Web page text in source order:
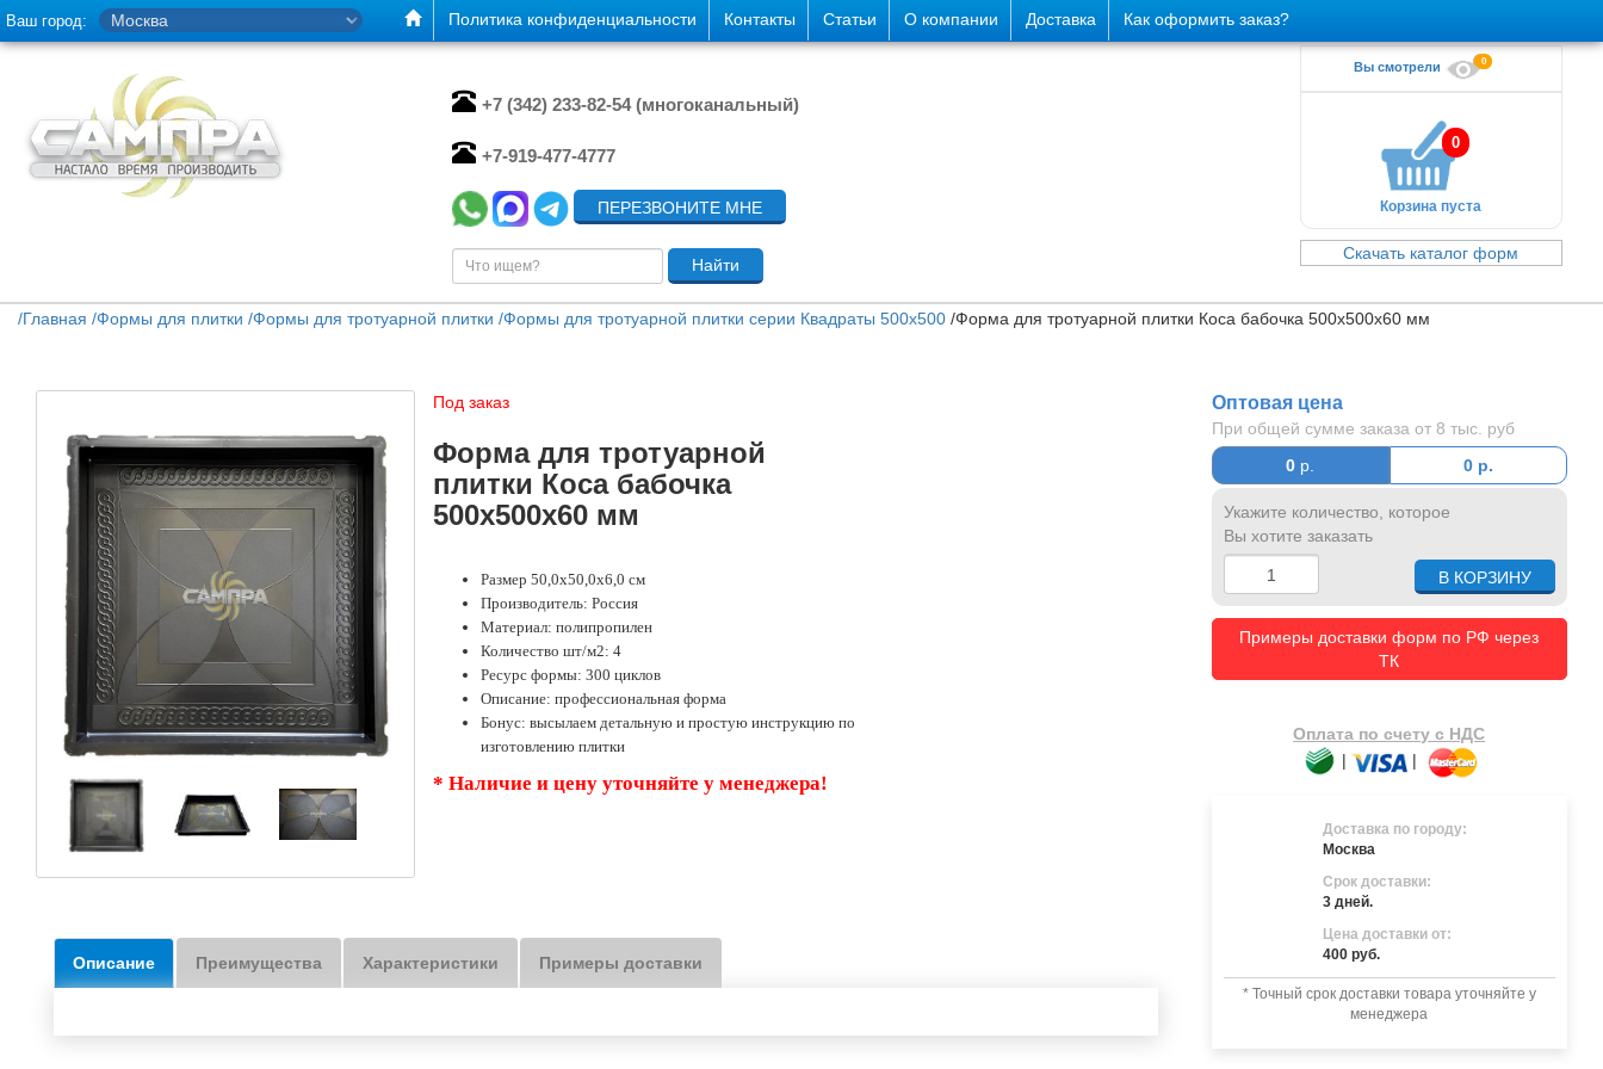
/Главная /Формы для плитки /Формы для тротуарной плитки /Формы для тротуарной плитки серии Квадраты 500х500 /Форма для тротуарной плитки Коса бабочка 500х500х60 мм
Под заказ
Форма для тротуарной
плитки Коса бабочка
500х500х60 мм
Размер 50,0х50,0х6,0 см
Производитель: Россия
Материал: полипропилен
Количество шт/м2: 4
Ресурс формы: 300 циклов
Описание: профессиональная форма
Бонус: высылаем детальную и простую инструкцию по
изготовлению плитки
* Наличие и цену уточняйте у менеджера!
Описание Преимущества Характеристики Примеры доставки
Оптовая цена
При общей сумме заказа от 8 тыс. руб
0 р. 0 р.
Укажите количество, которое
Вы хотите заказать
Примеры доставки форм по РФ через
ТК
Оплата по счету с НДС
|
|
Доставка по городу:
Москва
Срок доставки:
3 дней.
Цена доставки от:
400 руб.
* Точный срок доставки товара уточняйте у
менеджера
Ваш город: Политика конфиденциальности Контакты Статьи О компании Доставка Как оформить заказ?
+7 (342) 233-82-54 (многоканальный)
+7-919-477-4777
ПЕРЕЗВОНИТЕ МНЕ
Вы смотрели 0
0
Корзина пуста
Скачать каталог форм